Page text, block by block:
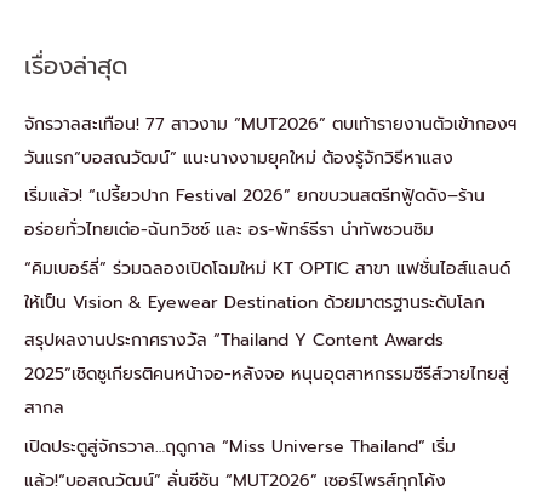
เรื่องล่าสุด
จักรวาลสะเทือน! 77 สาวงาม “MUT2026” ตบเท้ารายงานตัวเข้ากองฯ
วันแรก“บอสณวัฒน์” แนะนางงามยุคใหม่ ต้องรู้จักวิธีหาแสง
เริ่มแล้ว! “เปรี้ยวปาก Festival 2026” ยกขบวนสตรีทฟู้ดดัง–ร้าน
อร่อยทั่วไทยเต๋อ-ฉันทวิชช์ และ อร-พัทธ์ธีรา นำทัพชวนชิม
“คิมเบอร์ลี่” ร่วมฉลองเปิดโฉมใหม่ KT OPTIC สาขา แฟชั่นไอส์แลนด์
ให้เป็น Vision & Eyewear Destination ด้วยมาตรฐานระดับโลก
สรุปผลงานประกาศรางวัล “Thailand Y Content Awards
2025”เชิดชูเกียรติคนหน้าจอ-หลังจอ หนุนอุตสาหกรรมซีรีส์วายไทยสู่
สากล
เปิดประตูสู่จักรวาล…ฤดูกาล “Miss Universe Thailand” เริ่ม
แล้ว!“บอสณวัฒน์” ลั่นซีซัน “MUT2026” เซอร์ไพรส์ทุกโค้ง